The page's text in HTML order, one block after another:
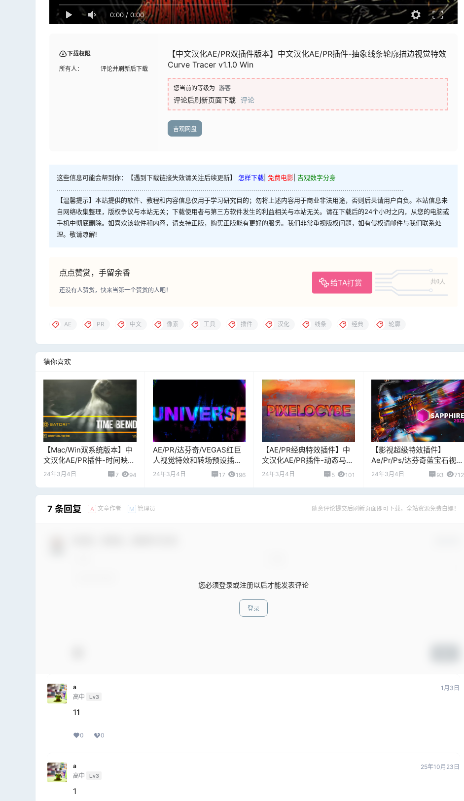
0:00 / 0:00
下载权限
所有人： 评论并刷新后下载
【中文汉化AE/PR双插件版本】中文汉化AE/PR插件-抽象线条轮廓描边视觉特效
Curve Tracer v1.1.0 Win
您当前的等级为 游客
评论后刷新页面下载 评论
吉观网盘
这些信息可能会帮到你：【遇到下载链接失效请关注后续更新】 怎样下载 免费电影 吉观数字分身
................................................................................................................................................................................
【温馨提示】本站提供的软件、教程和内容信息仅用于学习研究目的；勿将上述内容用于商业非法用途，否则后果请用户自负。本站信息来
自网络收集整理，版权争议与本站无关；下载使用者与第三方软件发生的利益相关与本站无关。请在下载后的24个小时之内，从您的电脑或
手机中彻底删除。如喜欢该软件和内容，请支持正版，购买正版能有更好的服务。我们非常重视版权问题，如有侵权请邮件与我们联系处
理。敬请凉解!
点点赞赏，手留余香
给TA打赏 共0人
还没有人赞赏，快来当第一个赞赏的人吧！
AE PR 中文 像素 工具 插件 汉化 线条 经典 轮廓
猜你喜欢
【Mac/Win双系统版本】中
文汉化AE/PR插件-时间映射
帧混合紊乱扭曲视觉特效
24年3月4日 7 94
AE/PR/达芬奇/VEGAS红巨
人视觉特效和转场预设插件
适合 Win版本
24年3月4日 17 196
【AE/PR经典特效插件】中
文汉化AE/PR插件-动态马赛
克低质量像素损坏视觉效果
Pixelocybe v1.3.0 Win
24年3月4日 5 101
【影视超级特效插件】
Ae/Pr/Ps/达芬奇蓝宝石视觉
特效插件Sapphire 2023.53
24年3月4日 93 712
7 条回复 A 文章作者 M 管理员 随意评论提交后刷新页面即可下载，全站资源免费白嫖！
您必须登录或注册以后才能发表评论
登录
a
高中
Lv3
1月3日
11
0 0
a
高中
Lv3
25年10月23日
1